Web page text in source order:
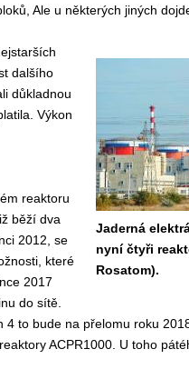
Ale u některých jiných
Jaderná
nyní čtyři
Rosatom).
dalšího
důkladnou
Výkon
reaktoru
běží dva
2012, se
které
2017
do sítě.
to bude na přelomu roku
ACPR1000. U toho